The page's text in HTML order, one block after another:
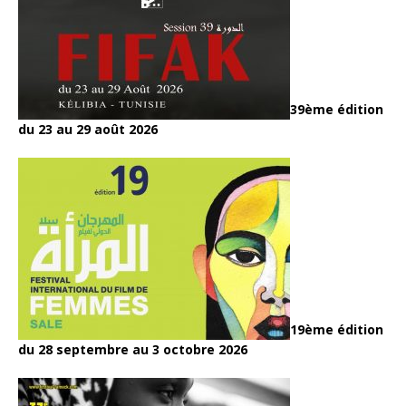
39ème édition
du 23 au 29 août 2026
19ème édition
du 28 septembre au 3 octobre 2026